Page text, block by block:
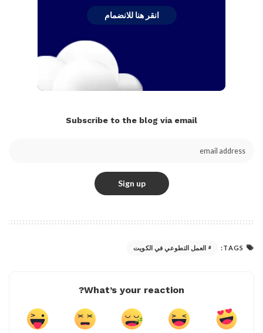
انقر هنا للانضمام
Subscribe to the blog via email
TAGS: العمل التطوعي في الكويت
What’s your reaction?